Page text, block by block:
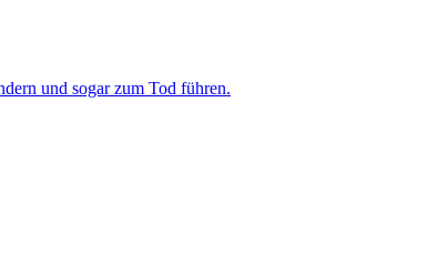
und sogar zum Tod führen.